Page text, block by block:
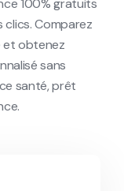
100% gratuits
Comparez
et obtenez
sans
santé, prêt